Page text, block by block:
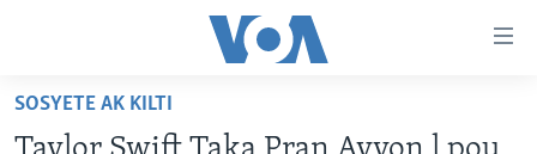
Skip
AYITI
SOSYETE AK KILTI